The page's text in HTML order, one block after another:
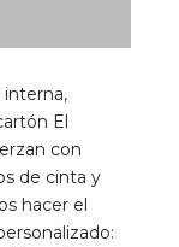
interna,
El
con
de cinta y
hacer el